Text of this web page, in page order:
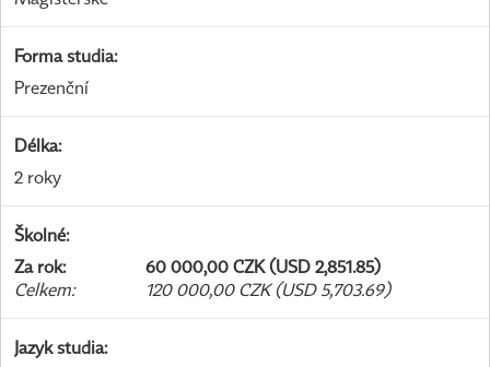
Forma studia:
Prezenční
Délka:
2 roky
Školné:
Za rok:
60 000,00 CZK (USD 2,851.85)
Celkem: 120 000,00 CZK (USD 5,703.69)
Jazyk studia: